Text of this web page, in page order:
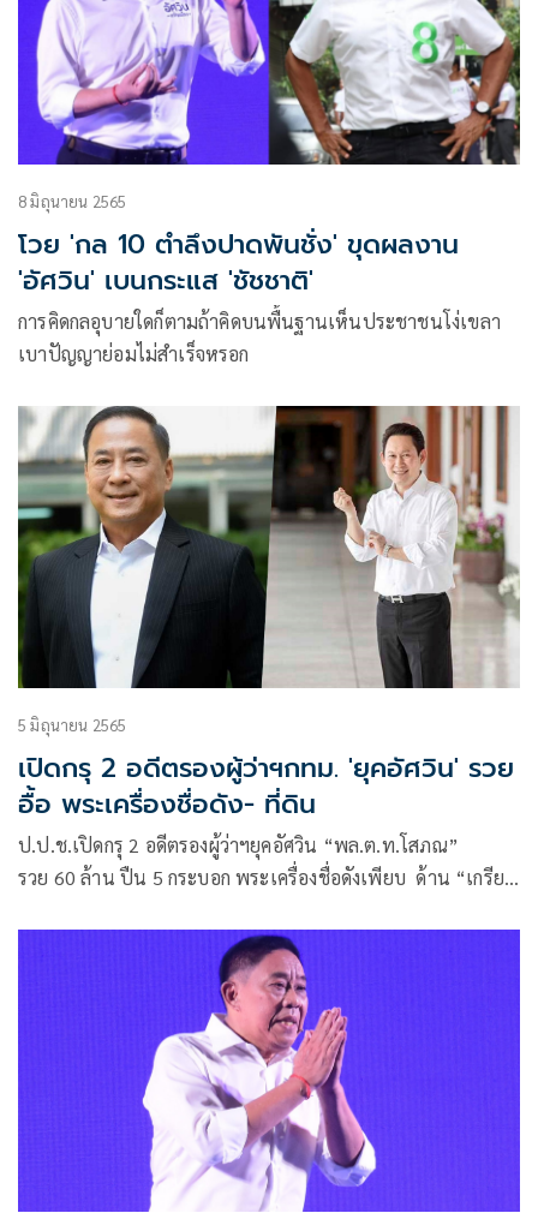
8 มิถุนายน 2565
โวย 'กล 10 ตำลึงปาดพันชั่ง' ขุดผลงาน
'อัศวิน' เบนกระแส 'ชัชชาติ'
การคิดกลอุบายใดก็ตามถ้าคิดบนพื้นฐานเห็นประชาชนโง่เขลา
เบาปัญญาย่อมไม่สำเร็จหรอก
5 มิถุนายน 2565
เปิดกรุ 2 อดีตรองผู้ว่าฯกทม. 'ยุคอัศวิน' รวย
อื้อ พระเครื่องชื่อดัง- ที่ดิน
ป.ป.ช.เปิดกรุ 2 อดีตรองผู้ว่าฯยุคอัศวิน “พล.ต.ท.โสภณ”
รวย 60 ล้าน ปืน 5 กระบอก พระเครื่องชื่อดังเพียบ ด้าน “เกรียง